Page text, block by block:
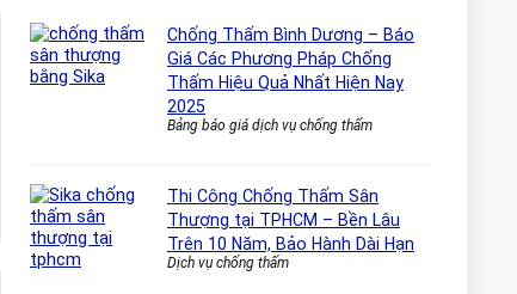
Chống Thấm Bình Dương – Báo
Giá Các Phương Pháp Chống
Thấm Hiệu Quả Nhất Hiện Nay
2025
Bảng báo giá dịch vụ chống thấm
Thi Công Chống Thấm Sân
Thượng tại TPHCM – Bền Lâu
Trên 10 Năm, Bảo Hành Dài Hạn
Dịch vụ chống thấm